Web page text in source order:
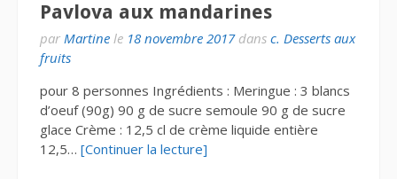
Pavlova aux mandarines
par Martine le 18 novembre 2017dans c. Desserts aux
fruits
pour 8 personnes Ingrédients : Meringue : 3 blancs
d’oeuf (90g) 90 g de sucre semoule 90 g de sucre
glace Crème : 12,5 cl de crème liquide entière
12,5… [Continuer la lecture]